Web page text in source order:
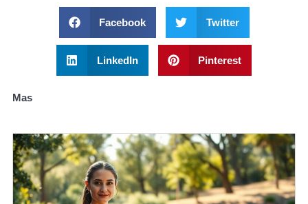
Facebook Twitter
LinkedIn Pinterest
Mas